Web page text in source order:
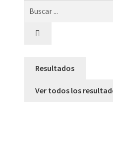
Resultados
Ver todos los